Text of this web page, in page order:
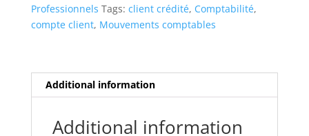
Professionnels Tags: client crédité, Comptabilité,
compte client, Mouvements comptables
Additional information
Additional information